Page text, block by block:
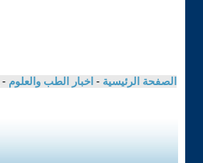
الصفحة الرئيسية - اخبار الطب والعلوم -